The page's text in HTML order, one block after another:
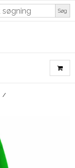
Søg
/